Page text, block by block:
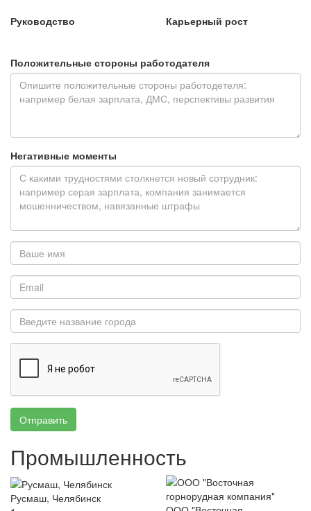
Руководство Карьерный рост
Положительные стороны работодателя
Негативные моменты
Отправить
Промышленность
Русмаш, Челябинск